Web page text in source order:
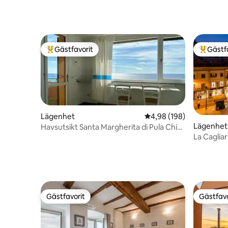
Populär gästfavorit
Gästfavorit
Lägenhet 4,98 av 5 i
4,98 (198)
Havsutsikt Santa Margherita di Pula Chia
Lägenhet
La
Gästfavorit
Gästfavorit